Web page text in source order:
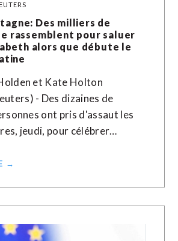
Des milliers de
rassemblent pour saluer
alors que débute le
et Kate Holton
- Des dizaines de
ont pris d'assaut les
jeudi, pour célébrer…
→